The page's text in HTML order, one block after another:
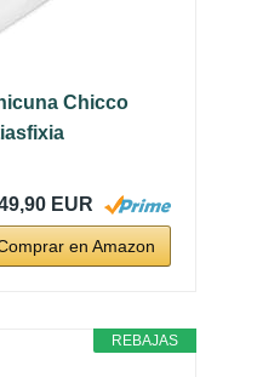
Chicco
EUR
en Amazon
REBAJAS